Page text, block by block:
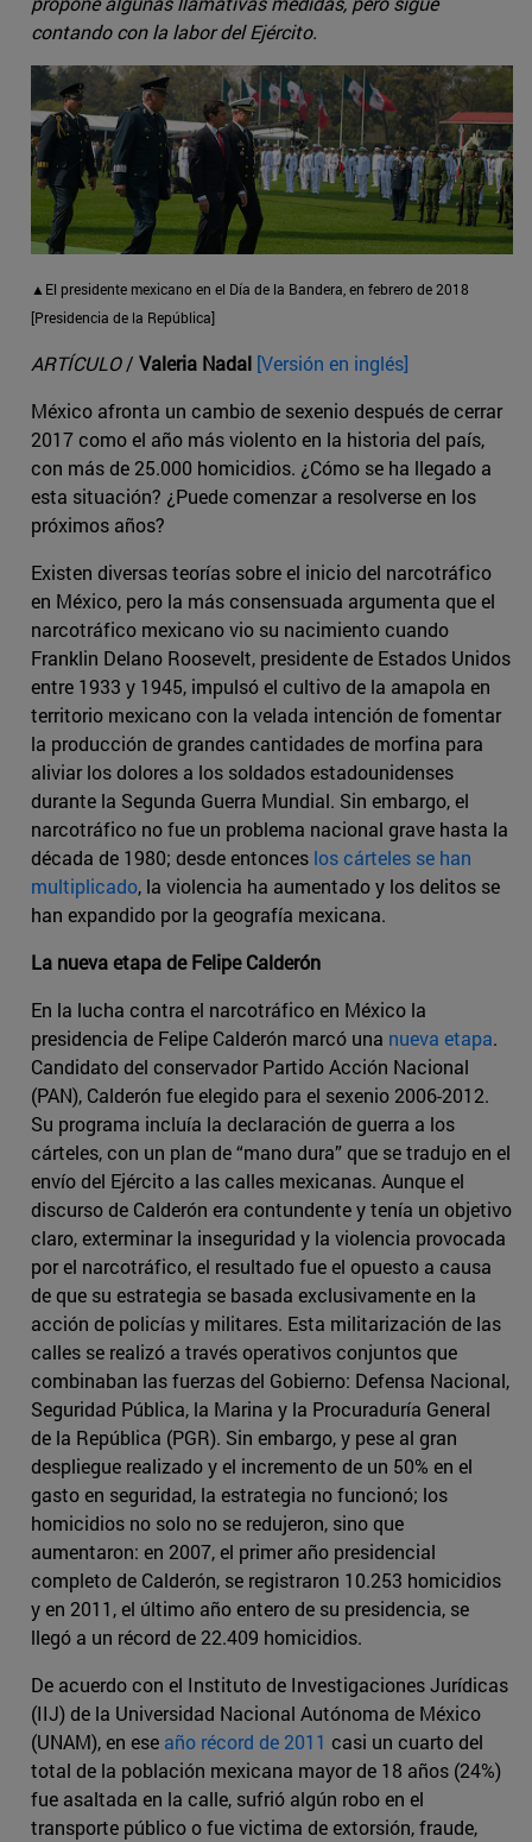
contando con la labor del Ejército.
▲El presidente mexicano en el Día de la Bandera, en febrero de 2018
[Presidencia de la República]
ARTÍCULO/ Valeria Nadal [Versión en inglés]
México afronta un cambio de sexenio después de cerrar
2017 como el año más violento en la historia del país,
con más de 25.000 homicidios. ¿Cómo se ha llegado a
esta situación? ¿Puede comenzar a resolverse en los
próximos años?
Existen diversas teorías sobre el inicio del narcotráfico
en México, pero la más consensuada argumenta que el
narcotráfico mexicano vio su nacimiento cuando
Franklin Delano Roosevelt, presidente de Estados Unidos
entre 1933 y 1945, impulsó el cultivo de la amapola en
territorio mexicano con la velada intención de fomentar
la producción de grandes cantidades de morfina para
aliviar los dolores a los soldados estadounidenses
durante la Segunda Guerra Mundial. Sin embargo, el
narcotráfico no fue un problema nacional grave hasta la
década de 1980; desde entonces los cárteles se han
multiplicado, la violencia ha aumentado y los delitos se
han expandido por la geografía mexicana.
La nueva etapa de Felipe Calderón
En la lucha contra el narcotráfico en México la
presidencia de Felipe Calderón marcó una nueva etapa.
Candidato del conservador Partido Acción Nacional
(PAN), Calderón fue elegido para el sexenio 2006-2012.
Su programa incluía la declaración de guerra a los
cárteles, con un plan de “mano dura” que se tradujo en el
envío del Ejército a las calles mexicanas. Aunque el
discurso de Calderón era contundente y tenía un objetivo
claro, exterminar la inseguridad y la violencia provocada
por el narcotráfico, el resultado fue el opuesto a causa
de que su estrategia se basada exclusivamente en la
acción de policías y militares. Esta militarización de las
calles se realizó a través operativos conjuntos que
combinaban las fuerzas del Gobierno: Defensa Nacional,
Seguridad Pública, la Marina y la Procuraduría General
de la República (PGR). Sin embargo, y pese al gran
despliegue realizado y el incremento de un 50% en el
gasto en seguridad, la estrategia no funcionó; los
homicidios no solo no se redujeron, sino que
aumentaron: en 2007, el primer año presidencial
completo de Calderón, se registraron 10.253 homicidios
y en 2011, el último año entero de su presidencia, se
llegó a un récord de 22.409 homicidios.
De acuerdo con el Instituto de Investigaciones Jurídicas
(IIJ) de la Universidad Nacional Autónoma de México
(UNAM), en ese año récord de 2011 casi un cuarto del
total de la población mexicana mayor de 18 años (24%)
fue asaltada en la calle, sufrió algún robo en el
transporte público o fue victima de extorsión, fraude,